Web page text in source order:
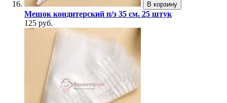
В корзину
Мешок кондитерский п/э 35 см. 25 штук
125 руб.